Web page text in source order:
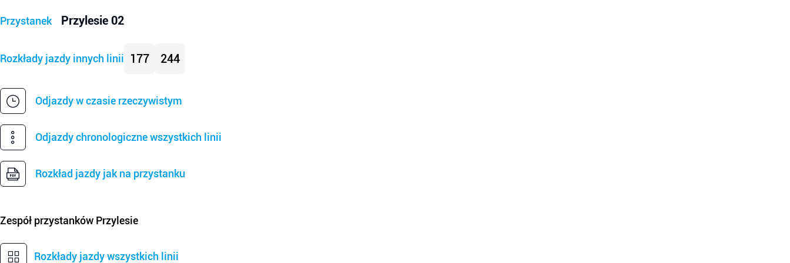
Przystanek Przylesie 02
Rozkłady jazdy innych linii 177 244
Odjazdy w czasie rzeczywistym
Odjazdy chronologiczne wszystkich linii
Rozkład jazdy jak na przystanku
Zespół przystanków Przylesie
Rozkłady jazdy wszystkich linii